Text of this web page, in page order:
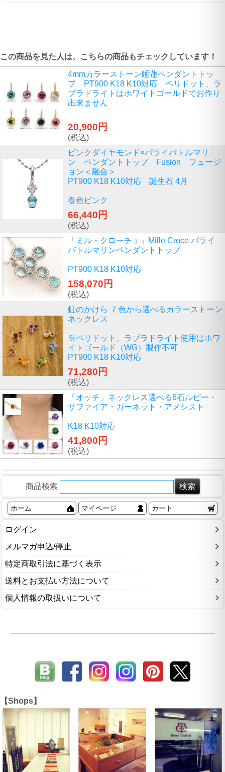
この商品を見た人は、こちらの商品もチェックしています！
4mmカラーストーン睡蓮ペンダントトッ
プ PT900 K18 K10対応 ペリドット、ラ
ブラドライトはホワイトゴールドでお作り
出来ません
20,900円
(税込)
ピンクダイヤモンド×パライバトルマリ
ン ペンダントトップ Fusion フュージ
ョン＜融合＞
PT900 K18 K10対応 誕生石 4月
春色ピンク
66,440円
(税込)
「ミル・クローチェ」Mille Croce パライ
バトルマリンペンダントトップ
PT900 K18 K10対応
158,070円
(税込)
虹のかけら ７色から選べるカラーストーン
ネックレス
※ペリドット、ラブラドライト使用はホワ
イトゴールド（WG）製作不可
PT900 K18 K10対応
71,280円
(税込)
「オッチ」ネックレス選べる6石ルビー・
サファイア・ガーネット・アメシスト
K18 K10対応
41,800円
(税込)
商品検索
ホーム マイページ カート
ログイン
メルマガ申込/停止
特定商取引法に基づく表示
送料とお支払い方法について
個人情報の取扱いについて
【Shops】